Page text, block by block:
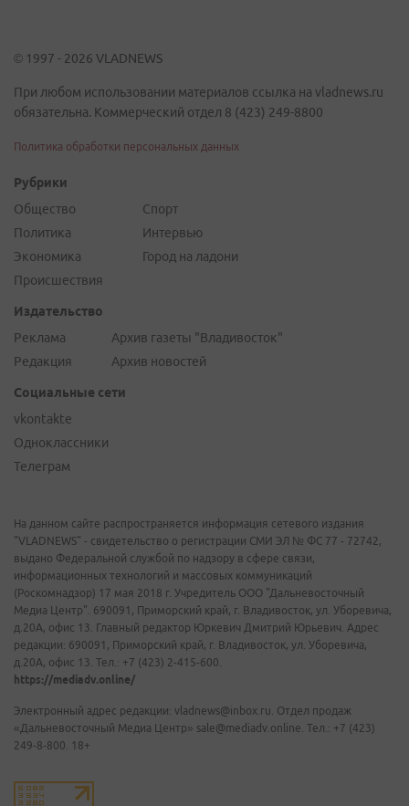
© 1997 - 2026 VLADNEWS
При любом использовании материалов ссылка на vladnews.ru
обязательна. Коммерческий отдел 8 (423) 249-8800
Политика обработки персональных данных
Рубрики
Общество
Политика
Экономика
Происшествия
Спорт
Интервью
Город на ладони
Издательство
Реклама
Редакция
Архив газеты "Владивосток"
Архив новостей
Социальные сети
vkontakte
Одноклассники
Телеграм
На данном сайте распространяется информация сетевого издания
"VLADNEWS" - свидетельство о регистрации СМИ ЭЛ № ФС 77 - 72742,
выдано Федеральной службой по надзору в сфере связи,
информационных технологий и массовых коммуникаций
(Роскомнадзор) 17 мая 2018 г. Учредитель ООО "Дальневосточный
Медиа Центр". 690091, Приморский край, г. Владивосток, ул. Уборевича,
д.20А, офис 13. Главный редактор Юркевич Дмитрий Юрьевич. Адрес
редакции: 690091, Приморский край, г. Владивосток, ул. Уборевича,
д.20А, офис 13. Тел.: +7 (423) 2-415-600.
https://mediadv.online/
Электронный адрес редакции: vladnews@inbox.ru. Отдел продаж
«Дальневосточный Медиа Центр» sale@mediadv.online. Тел.: +7 (423)
249-8-800. 18+